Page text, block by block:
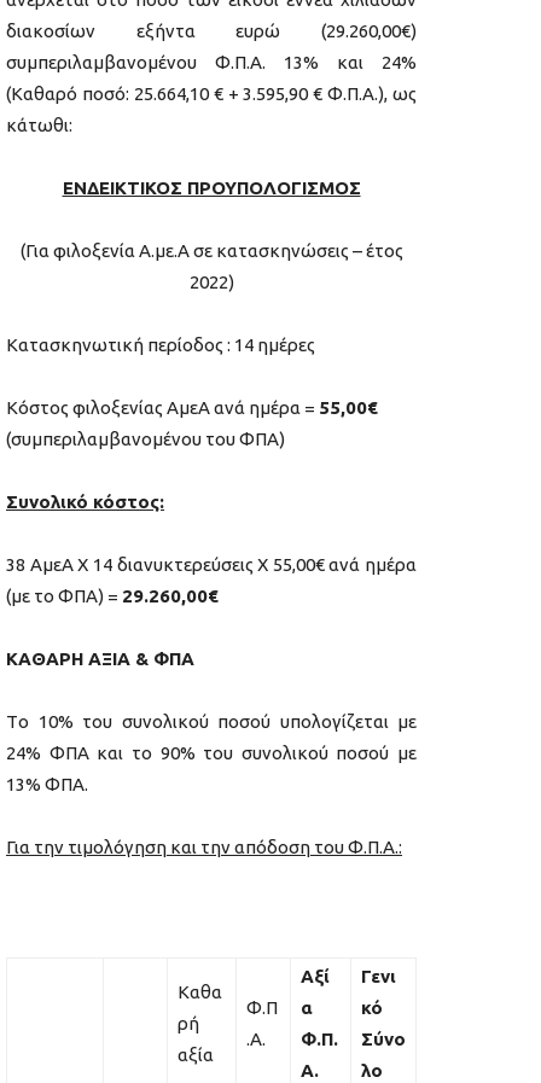
διακοσίων εξήντα ευρώ (29.260,00€)
συμπεριλαμβανομένου Φ.Π.Α. 13% και 24%
(Καθαρό ποσό: 25.664,10 € + 3.595,90 € Φ.Π.Α.), ως
κάτωθι:
ΕΝΔΕΙΚΤΙΚΟΣ ΠΡΟΥΠΟΛΟΓΙΣΜΟΣ
(Για φιλοξενία Α.με.Α σε κατασκηνώσεις – έτος
2022)
Κατασκηνωτική περίοδος : 14 ημέρες
Κόστος φιλοξενίας ΑμεΑ ανά ημέρα = 55,00€
(συμπεριλαμβανομένου του ΦΠΑ)
Συνολικό κόστος:
38 ΑμεΑ Χ 14 διανυκτερεύσεις Χ 55,00€ ανά ημέρα
(με το ΦΠΑ) = 29.260,00€
ΚΑΘΑΡΗ ΑΞΙΑ & ΦΠΑ
Tο 10% του συνολικού ποσού υπολογίζεται με
24% ΦΠΑ και το 90% του συνολικού ποσού με
13% ΦΠΑ.
Για την τιμολόγηση και την απόδοση του Φ.Π.Α.:
Καθα
ρή
αξία
Φ.Π
.Α.
Αξί
α
Φ.Π.
Α.
Γενι
κό
Σύνο
λο